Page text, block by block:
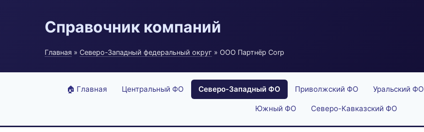
Справочник компаний
Главная » Северо-Западный федеральный округ » ООО Партнёр Corp
🏠 Главная Центральный ФО Северо-Западный ФО Приволжский ФО Уральский ФО
Южный ФО Северо-Кавказский ФО